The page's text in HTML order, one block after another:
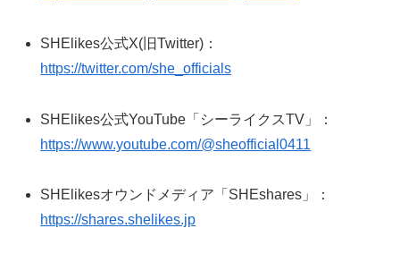
SHElikes公式X(旧Twitter)：
https://twitter.com/she_officials
SHElikes公式YouTube「シーライクスTV」：
https://www.youtube.com/@sheofficial0411
SHElikesオウンドメディア「SHEshares」：
https://shares.shelikes.jp